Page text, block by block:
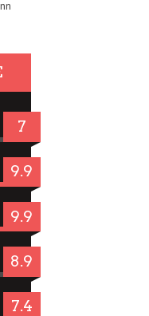
7
9.9
9.9
8.9
7.4